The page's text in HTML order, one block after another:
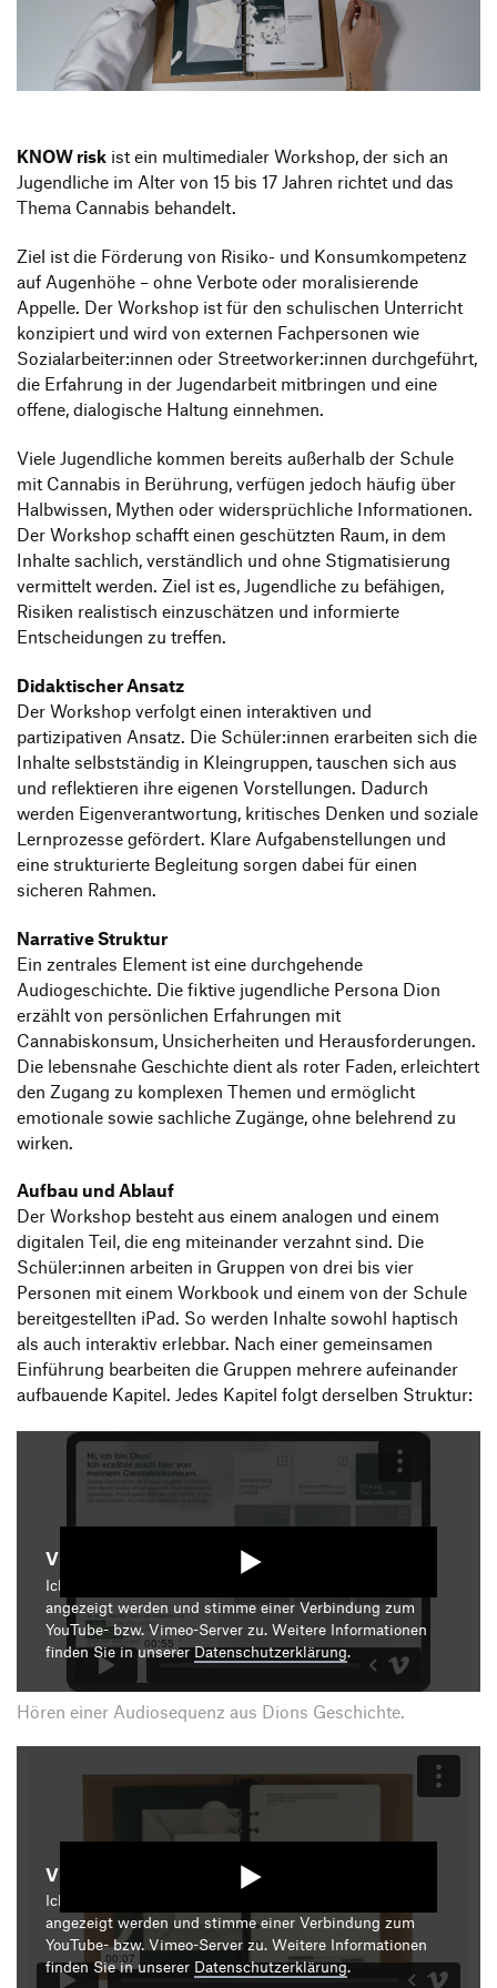
Transfer und Kooperation
Produktgestaltung B.A.
Strategische Gestaltung M.A.
KNOW risk ist ein multimedialer Workshop, der sich an
Jugendliche im Alter von 15 bis 17 Jahren richtet und das
Thema Cannabis behandelt.
Ziel ist die Förderung von Risiko- und Konsumkompetenz
auf Augenhöhe – ohne Verbote oder moralisierende
Appelle. Der Workshop ist für den schulischen Unterricht
konzipiert und wird von externen Fachpersonen wie
Sozialarbeiter:innen oder Streetworker:innen durchgeführt,
die Erfahrung in der Jugendarbeit mitbringen und eine
offene, dialogische Haltung einnehmen.
Viele Jugendliche kommen bereits außerhalb der Schule
mit Cannabis in Berührung, verfügen jedoch häufig über
Halbwissen, Mythen oder widersprüchliche Informationen.
Der Workshop schafft einen geschützten Raum, in dem
Inhalte sachlich, verständlich und ohne Stigmatisierung
vermittelt werden. Ziel ist es, Jugendliche zu befähigen,
Risiken realistisch einzuschätzen und informierte
Entscheidungen zu treffen.
Didaktischer Ansatz
Der Workshop verfolgt einen interaktiven und
partizipativen Ansatz. Die Schüler:innen erarbeiten sich die
Inhalte selbstständig in Kleingruppen, tauschen sich aus
und reflektieren ihre eigenen Vorstellungen. Dadurch
werden Eigenverantwortung, kritisches Denken und soziale
Lernprozesse gefördert. Klare Aufgabenstellungen und
eine strukturierte Begleitung sorgen dabei für einen
sicheren Rahmen.
Narrative Struktur
Ein zentrales Element ist eine durchgehende
Audiogeschichte. Die fiktive jugendliche Persona Dion
erzählt von persönlichen Erfahrungen mit
Cannabiskonsum, Unsicherheiten und Herausforderungen.
Die lebensnahe Geschichte dient als roter Faden, erleichtert
den Zugang zu komplexen Themen und ermöglicht
emotionale sowie sachliche Zugänge, ohne belehrend zu
wirken.
Aufbau und Ablauf
Der Workshop besteht aus einem analogen und einem
digitalen Teil, die eng miteinander verzahnt sind. Die
Schüler:innen arbeiten in Gruppen von drei bis vier
Personen mit einem Workbook und einem von der Schule
bereitgestellten iPad. So werden Inhalte sowohl haptisch
als auch interaktiv erlebbar. Nach einer gemeinsamen
Einführung bearbeiten die Gruppen mehrere aufeinander
aufbauende Kapitel. Jedes Kapitel folgt derselben Struktur:
Video starten
Ich bin damit einverstanden, dass mir die Medieninhalte
angezeigt werden und stimme einer Verbindung zum
YouTube- bzw. Vimeo-Server zu. Weitere Informationen
finden Sie in unsererDatenschutzerklärung.
Hören einer Audiosequenz aus Dions Geschichte.
Video starten
Ich bin damit einverstanden, dass mir die Medieninhalte
angezeigt werden und stimme einer Verbindung zum
YouTube- bzw. Vimeo-Server zu. Weitere Informationen
finden Sie in unserer Datenschutzerklärung.